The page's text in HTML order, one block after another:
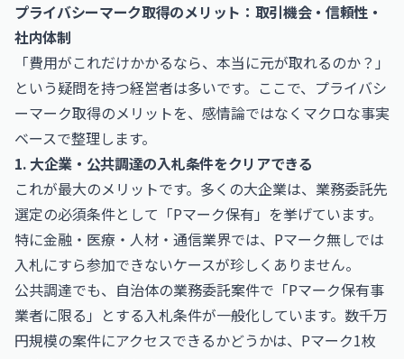
プライバシーマーク取得のメリット：取引機会・信頼性・
社内体制
「費用がこれだけかかるなら、本当に元が取れるのか？」
という疑問を持つ経営者は多いです。ここで、プライバシ
ーマーク取得のメリットを、感情論ではなくマクロな事実
ベースで整理します。
1. 大企業・公共調達の入札条件をクリアできる
これが最大のメリットです。多くの大企業は、業務委託先
選定の必須条件として「Pマーク保有」を挙げています。
特に金融・医療・人材・通信業界では、Pマーク無しでは
入札にすら参加できないケースが珍しくありません。
公共調達でも、自治体の業務委託案件で「Pマーク保有事
業者に限る」とする入札条件が一般化しています。数千万
円規模の案件にアクセスできるかどうかは、Pマーク1枚